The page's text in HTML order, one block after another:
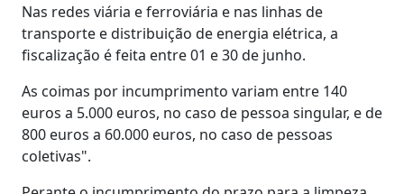
Nas redes viária e ferroviária e nas linhas de
transporte e distribuição de energia elétrica, a
fiscalização é feita entre 01 e 30 de junho.
As coimas por incumprimento variam entre 140
euros a 5.000 euros, no caso de pessoa singular, e de
800 euros a 60.000 euros, no caso de pessoas
coletivas".